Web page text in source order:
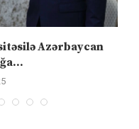
Azərbaycan